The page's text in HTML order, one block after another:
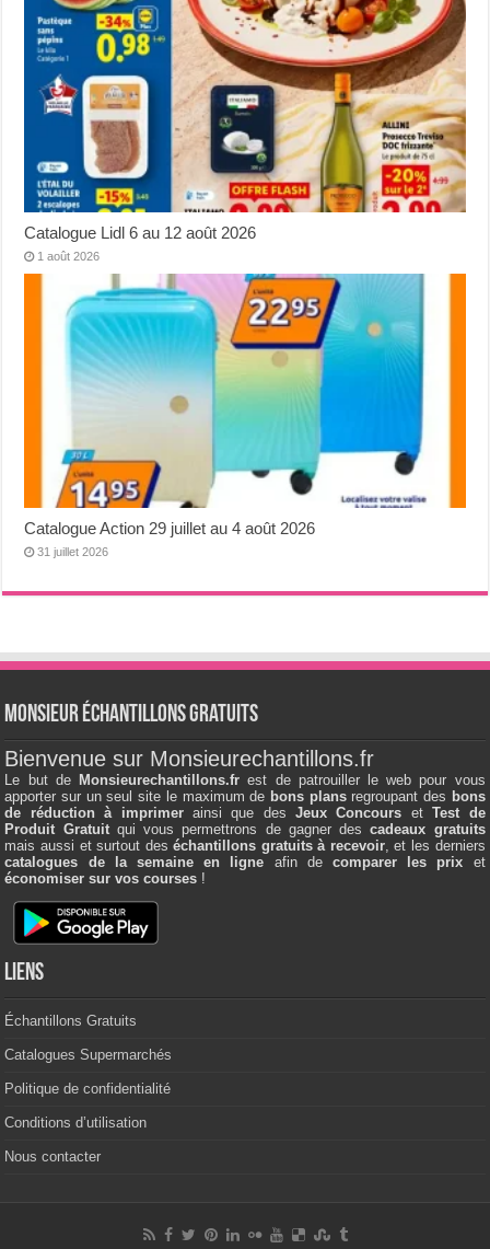
Catalogue Lidl 6 au 12 août 2026
1 août 2026
Catalogue Action 29 juillet au 4 août 2026
31 juillet 2026
Monsieur échantillons Gratuits
Bienvenue sur Monsieurechantillons.fr
Le but de Monsieurechantillons.fr est de patrouiller le web pour vous
apporter sur un seul site le maximum de bons plansregroupant des bons
de réduction à imprimerainsi que desJeux Concours etTest de
Produit Gratuitqui vous permettrons de gagner descadeaux gratuits
mais aussi et surtout deséchantillons gratuits à recevoir, et les derniers
catalogues de la semaine en ligne afin de comparer les prix et
économiser sur vos courses !
Liens
Échantillons Gratuits
Catalogues Supermarchés
Politique de confidentialité
Conditions d’utilisation
Nous contacter